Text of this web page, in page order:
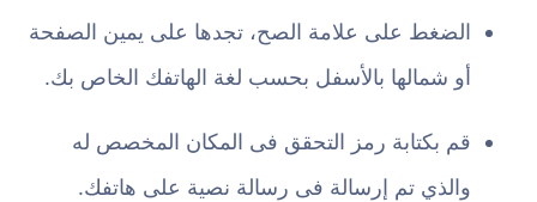
الضغط على علامة الصح، تجدها على يمين الصفحة
أو شمالها بالأسفل بحسب لغة الهاتفك الخاص بك.
قم بكتابة رمز التحقق فى المكان المخصص له
والذي تم إرسالة فى رسالة نصية على هاتفك.